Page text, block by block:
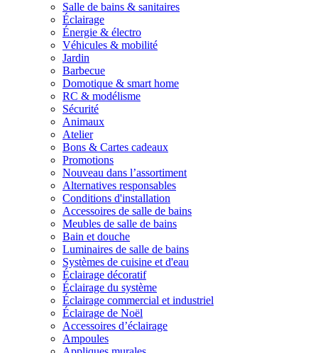
Salle de bains & sanitaires
Éclairage
Énergie & électro
Véhicules & mobilité
Jardin
Barbecue
Domotique & smart home
RC & modélisme
Sécurité
Animaux
Atelier
Bons & Cartes cadeaux
Promotions
Nouveau dans l’assortiment
Alternatives responsables
Conditions d'installation
Accessoires de salle de bains
Meubles de salle de bains
Bain et douche
Luminaires de salle de bains
Systèmes de cuisine et d'eau
Éclairage décoratif
Éclairage du système
Éclairage commercial et industriel
Éclairage de Noël
Accessoires d’éclairage
Ampoules